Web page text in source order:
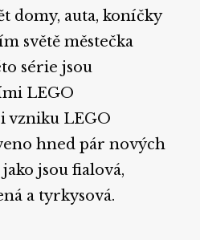
domy, auta, koníčky
světě městečka
série jsou
LEGO
vzniku LEGO
hned pár nových
jsou fialová,
a tyrkysová.